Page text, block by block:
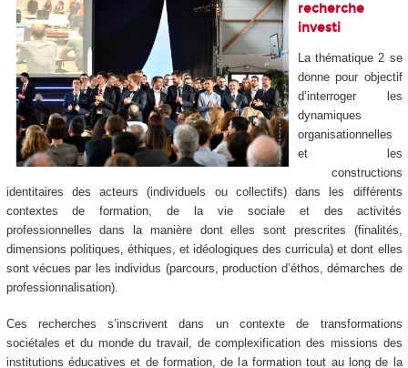
recherche
investi
La thématique 2 se
donne pour objectif
d’interroger les
dynamiques
organisationnelles
et les
constructions
identitaires des acteurs (individuels ou collectifs) dans les différents
contextes de formation, de la vie sociale et des activités
professionnelles dans la manière dont elles sont prescrites (finalités,
dimensions politiques, éthiques, et idéologiques des curricula) et dont elles
sont vécues par les individus (parcours, production d’éthos, démarches de
professionnalisation).
Ces recherches s’inscrivent dans un contexte de transformations
sociétales et du monde du travail, de complexification des missions des
institutions éducatives et de formation, de la formation tout au long de la